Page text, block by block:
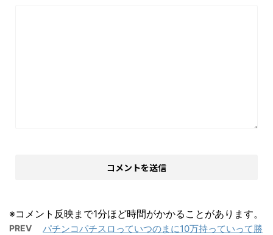
※コメント反映まで1分ほど時間がかかることがあります。
PREV
パチンコパチスロっていつのまに10万持っていって勝